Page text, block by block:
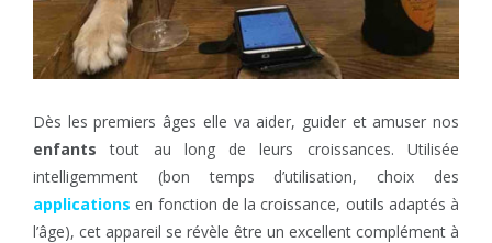
Dès les premiers âges elle va aider, guider et amuser nos
enfants tout au long de leurs croissances. Utilisée
intelligemment (bon temps d’utilisation, choix des
applications en fonction de la croissance, outils adaptés à
l’âge), cet appareil se révèle être un excellent complément à